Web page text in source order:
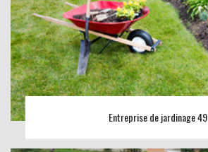
Entreprise de jardinage 49